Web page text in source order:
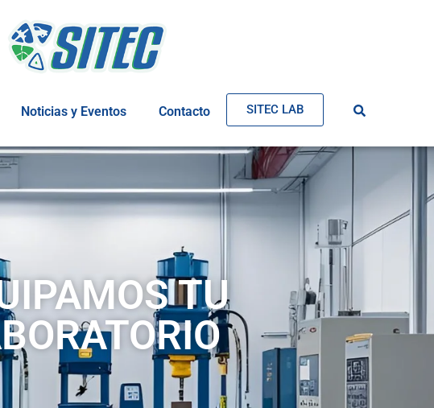
Noticias y Eventos Contacto SITEC LAB
TU